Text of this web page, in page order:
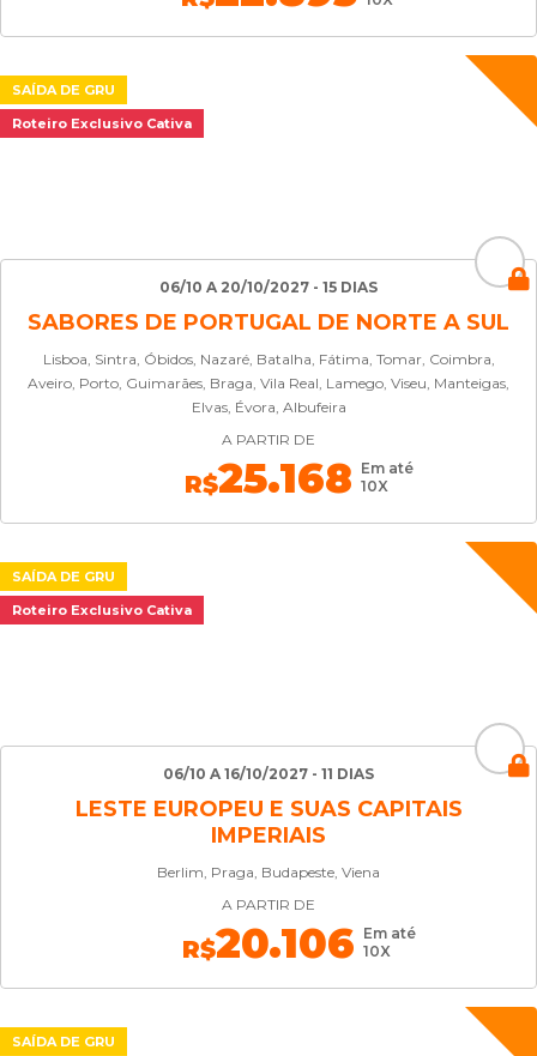
SAÍDA DE GRU
Roteiro Exclusivo Cativa
06/10 A 20/10/2027 - 15 DIAS
SABORES DE PORTUGAL DE NORTE A SUL
Lisboa, Sintra, Óbidos, Nazaré, Batalha, Fátima, Tomar, Coimbra,
Aveiro, Porto, Guimarães, Braga, Vila Real, Lamego, Viseu, Manteigas,
Elvas, Évora, Albufeira
A PARTIR DE
R$25.168 Em até
10X
SAÍDA DE GRU
Roteiro Exclusivo Cativa
06/10 A 16/10/2027 - 11 DIAS
LESTE EUROPEU E SUAS CAPITAIS
IMPERIAIS
Berlim, Praga, Budapeste, Viena
A PARTIR DE
R$20.106 Em até
10X
SAÍDA DE GRU